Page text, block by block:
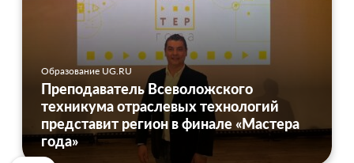
Образование UG.RU
Преподаватель Всеволожского
техникума отраслевых технологий
представит регион в финале «Мастера
года»